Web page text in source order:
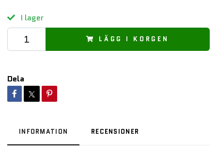
I lager
LÄGG I KORGEN
Dela
INFORMATION RECENSIONER